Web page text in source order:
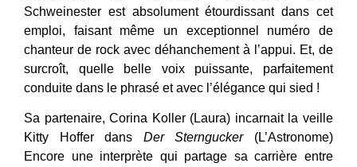
Schweinester est absolument étourdissant dans cet
emploi, faisant même un exceptionnel numéro de
chanteur de rock avec déhanchement à l’appui. Et, de
surcroît, quelle belle voix puissante, parfaitement
conduite dans le phrasé et avec l’élégance qui sied !
Sa partenaire, Corina Koller (Laura) incarnait la veille
Kitty Hoffer dans Der Sterngucker
(L’Astronome)
Encore une interprète qui partage sa carrière entre